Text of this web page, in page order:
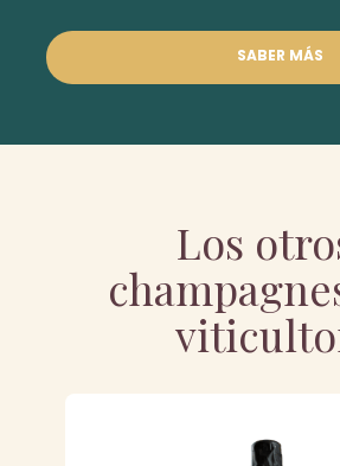
SABER MÁS
Los